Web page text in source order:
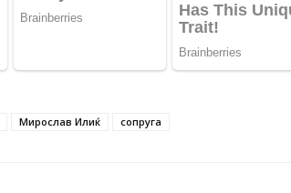
Мирослав Илиќ сопруга